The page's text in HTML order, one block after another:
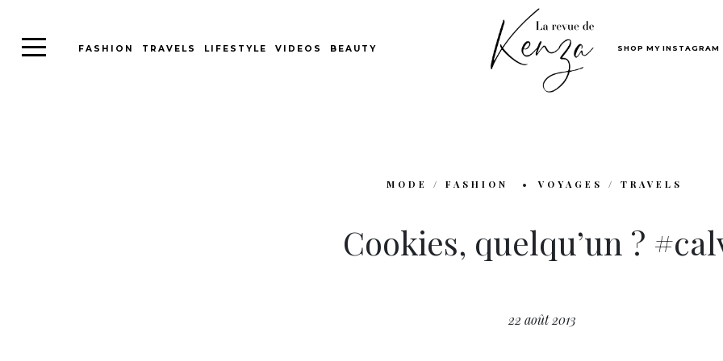
FASHION TRAVELS LIFESTYLE VIDEOS BEAUTY SHOP MY INSTAGRAM
MODE / FASHION VOYAGES / TRAVELS
Cookies, quelqu’un ?
22 août 2013